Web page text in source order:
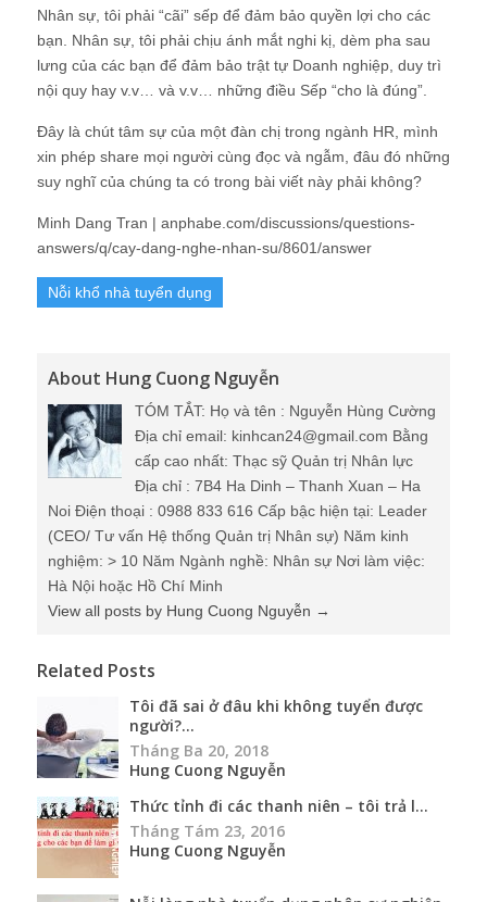
Nhân sự, tôi phải “cãi” sếp để đảm bảo quyền lợi cho các
bạn.
Nhân sự, tôi phải chịu ánh mắt nghi kị, dèm pha sau
lưng của các bạn để đảm bảo trật tự Doanh nghiệp, duy trì
nội quy hay v.v… và v.v… những điều Sếp “cho là đúng”.
Đây là chút tâm sự của một đàn chị trong ngành HR, mình
xin phép share mọi người cùng đọc và ngẫm, đâu đó những
suy nghĩ của chúng ta có trong bài viết này phải không?
Minh Dang Tran | anphabe.com/discussions/questions-
answers/q/cay-dang-nghe-nhan-su/8601/answer
Nỗi khổ nhà tuyển dụng
About Hung Cuong Nguyễn
TÓM TẮT: Họ và tên : Nguyễn Hùng Cường
Địa chỉ email: kinhcan24@gmail.com Bằng
cấp cao nhất: Thạc sỹ Quản trị Nhân lực
Địa chỉ : 7B4 Ha Dinh – Thanh Xuan – Ha
Noi Điện thoại : 0988 833 616 Cấp bậc hiện tại: Leader
(CEO/ Tư vấn Hệ thống Quản trị Nhân sự) Năm kinh
nghiệm: > 10 Năm Ngành nghề: Nhân sự Nơi làm việc:
Hà Nội hoặc Hồ Chí Minh
View all posts by Hung Cuong Nguyễn →
Related Posts
Tôi đã sai ở đâu khi không tuyển được
người?...
Tháng Ba 20, 2018
Hung Cuong Nguyễn
Thức tỉnh đi các thanh niên – tôi trả l...
Tháng Tám 23, 2016
Hung Cuong Nguyễn